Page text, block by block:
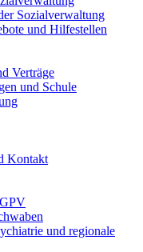
Sozialverwaltung
und Hilfestellen
Verträge
und Schule
Kontakt
und regionale